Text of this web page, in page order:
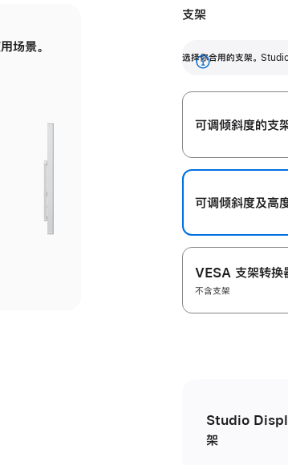
场景。
调节范围。
支架
选择你合用的支架。 Studio
展
开
可调倾斜度的支
可调倾斜度及高‍
VESA 支架转换
不含支架
Studio
架